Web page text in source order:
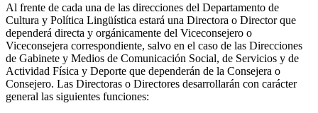
Al frente de cada una de las direcciones del Departamento de
Cultura y Política Lingüística estará una Directora o Director que
dependerá directa y orgánicamente del Viceconsejero o
Viceconsejera correspondiente, salvo en el caso de las Direcciones
de Gabinete y Medios de Comunicación Social, de Servicios y de
Actividad Física y Deporte que dependerán de la Consejera o
Consejero. Las Directoras o Directores desarrollarán con carácter
general las siguientes funciones: